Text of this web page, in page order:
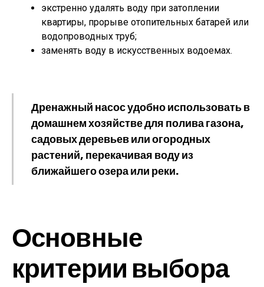
экстренно удалять воду при затоплении
квартиры, прорыве отопительных батарей или
водопроводных труб;
заменять воду в искусственных водоемах.
Дренажный насос удобно использовать в
домашнем хозяйстве для полива газона,
садовых деревьев или огородных
растений, перекачивая воду из
ближайшего озера или реки.
Основные
критерии выбора